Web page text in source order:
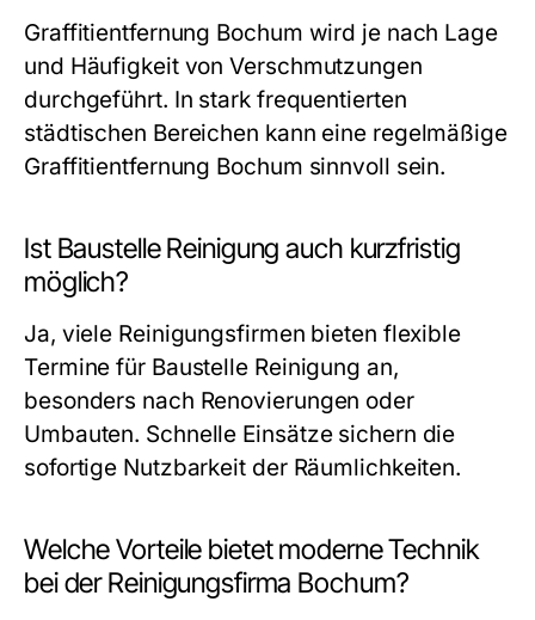
Graffitientfernung Bochum wird je nach Lage
und Häufigkeit von Verschmutzungen
durchgeführt. In stark frequentierten
städtischen Bereichen kann eine regelmäßige
Graffitientfernung Bochum sinnvoll sein.
Ist Baustelle Reinigung auch kurzfristig
möglich?
Ja, viele Reinigungsfirmen bieten flexible
Termine für Baustelle Reinigung an,
besonders nach Renovierungen oder
Umbauten. Schnelle Einsätze sichern die
sofortige Nutzbarkeit der Räumlichkeiten.
Welche Vorteile bietet moderne Technik
bei der Reinigungsfirma Bochum?